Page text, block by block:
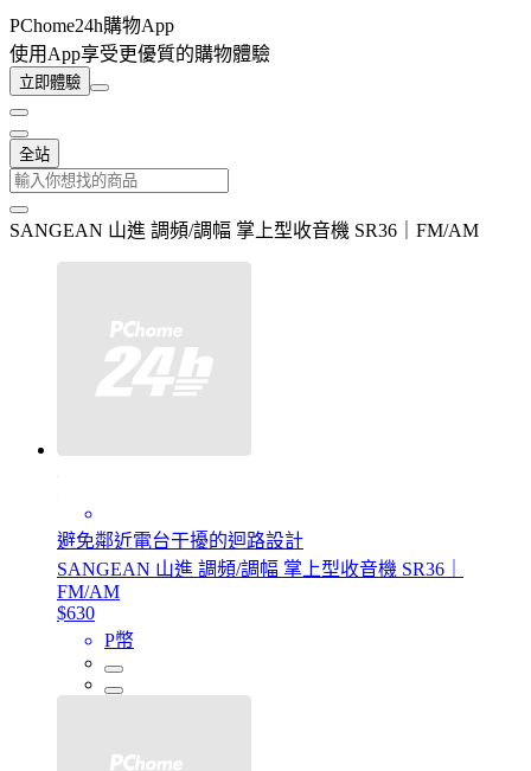
PChome24h購物App
使用App享受更優質的購物體驗
立即體驗
全站
SANGEAN 山進 調頻/調幅 掌上型收音機 SR36｜FM/AM
避免鄰近電台干擾的迴路設計
SANGEAN 山進 調頻/調幅 掌上型收音機 SR36｜
FM/AM
$630
P幣